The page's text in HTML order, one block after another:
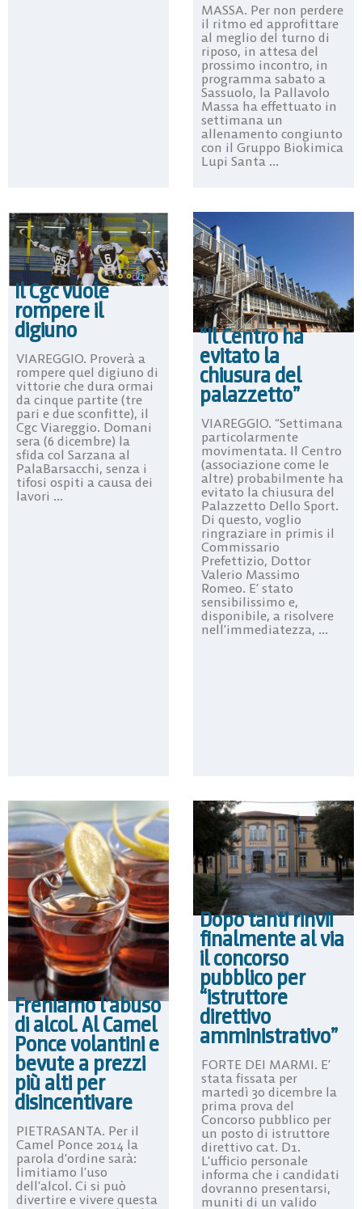
MASSA. Per non perdere
il ritmo ed approfittare
al meglio del turno di
riposo, in attesa del
prossimo incontro, in
programma sabato a
Sassuolo, la Pallavolo
Massa ha effettuato in
settimana un
allenamento congiunto
con il Gruppo Biokimica
Lupi Santa ...
Il Cgc vuole
rompere il
digiuno
VIAREGGIO. Proverà a
rompere quel digiuno di
vittorie che dura ormai
da cinque partite (tre
pari e due sconfitte), il
Cgc Viareggio. Domani
sera (6 dicembre) la
sfida col Sarzana al
PalaBarsacchi, senza i
tifosi ospiti a causa dei
lavori ...
“Il Centro ha
evitato la
chiusura del
palazzetto”
VIAREGGIO. “Settimana
particolarmente
movimentata. Il Centro
(associazione come le
altre) probabilmente ha
evitato la chiusura del
Palazzetto Dello Sport.
Di questo, voglio
ringraziare in primis il
Commissario
Prefettizio, Dottor
Valerio Massimo
Romeo. E’ stato
sensibilissimo e,
disponibile, a risolvere
nell’immediatezza, ...
Freniamo l’abuso
di alcol. Al Camel
Ponce volantini e
bevute a prezzi
più alti per
disincentivare
PIETRASANTA. Per il
Camel Ponce 2014 la
parola d’ordine sarà:
limitiamo l’uso
dell’alcol. Ci si può
divertire e vivere questa
Dopo tanti rinvii
finalmente al via
il concorso
pubblico per
“istruttore
direttivo
amministrativo”
FORTE DEI MARMI. E’
stata fissata per
martedì 30 dicembre la
prima prova del
Concorso pubblico per
un posto di istruttore
direttivo cat. D1.
L’ufficio personale
informa che i candidati
dovranno presentarsi,
muniti di un valido